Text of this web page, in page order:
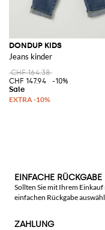
DONDUP KIDS
Jeans kinder
CHF 164.38
CHF 147.94
-10%
EINFACHE RÜCKGABE
Sollten Sie mit Ihrem
einfachen Rückgabe
ZAHLUNG